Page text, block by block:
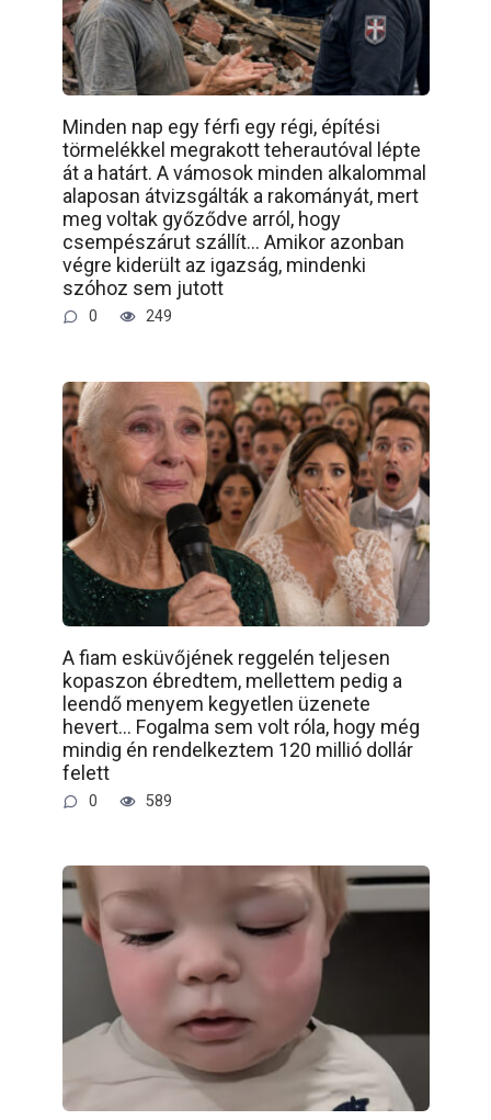
Minden nap egy férfi egy régi, építési
törmelékkel megrakott teherautóval lépte
át a határt. A vámosok minden alkalommal
alaposan átvizsgálták a rakományát, mert
meg voltak győződve arról, hogy
csempészárut szállít… Amikor azonban
végre kiderült az igazság, mindenki
szóhoz sem jutott
0 249
A fiam esküvőjének reggelén teljesen
kopaszon ébredtem, mellettem pedig a
leendő menyem kegyetlen üzenete
hevert… Fogalma sem volt róla, hogy még
mindig én rendelkeztem 120 millió dollár
felett
0 589